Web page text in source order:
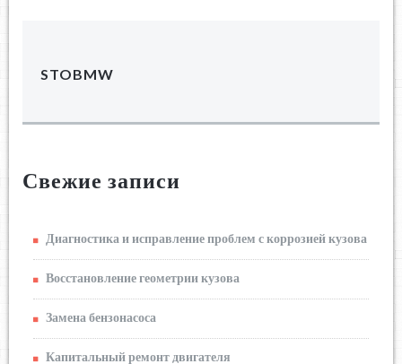
STOBMW
Свежие записи
Диагностика и исправление проблем с коррозией кузова
Восстановление геометрии кузова
Замена бензонасоса
Капитальный ремонт двигателя